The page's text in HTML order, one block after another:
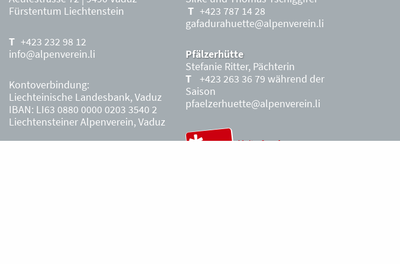
Fürstentum Liechtenstein
+423 232 98 12
info@alpenverein.li
Kontoverbindung:
Liechteinische Landesbank, Vaduz
IBAN: LI63 0880 0000 0203 3540 2
Liechtensteiner Alpenverein, Vaduz
+423 787 14 28
gafadurahuette@alpenverein.li
Pfälzerhütte
Stefanie Ritter, Pächterin
+423 263 36 79 während der
Saison
pfaelzerhuette@alpenverein.li